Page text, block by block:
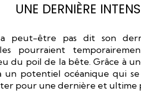
UNE DERNIÈRE
peut-être pas dit son
pourraient
du poil de la bête. Grâce à
potentiel océanique qui
pour une dernière et ultime